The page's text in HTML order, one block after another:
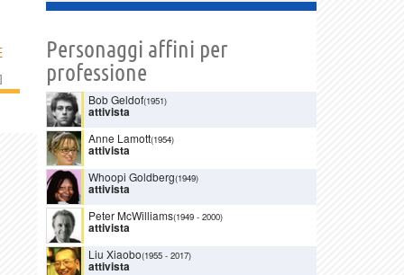
]
Personaggi affini per
professione
Bob Geldof(1951)
attivista
Anne Lamott(1954)
attivista
Whoopi Goldberg(1949)
attivista
Peter McWilliams(1949 - 2000)
attivista
Liu Xiaobo(1955 - 2017)
attivista